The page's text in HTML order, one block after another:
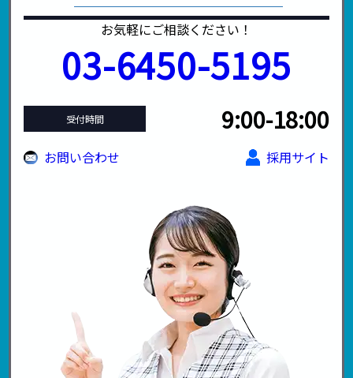
お気軽にご相談ください！
03-6450-5195
受付時間 9:00-18:00
お問い合わせ 採用サイト